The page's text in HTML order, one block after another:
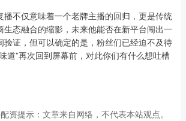
播不仅意味着一个老牌主播的回归，更是传统
生态融合的缩影，未来他能否在新平台闯出一
验证，但可以确定的是，粉丝们已经迫不及待
道”再次回到屏幕前，对此你们有什么想吐槽
资提示：文章来自网络，不代表本站观点。